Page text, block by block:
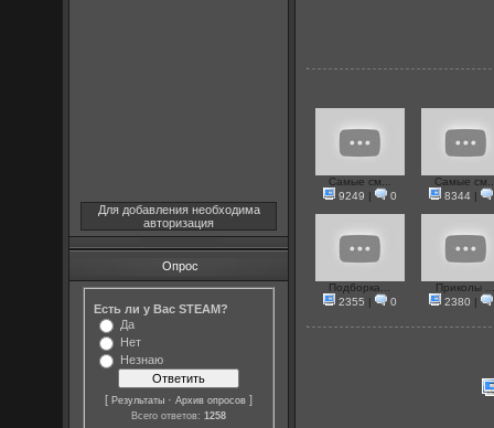
Для добавления необходима
авторизация
Опрос
Есть ли у Вас STEAM?
Да
Нет
Незнаю
[Результаты ·Архив опросов ]
Всего ответов:1258
Самые см...
9249 | 0
Самые
8344|
Подборка...
2355 | 0
Приколы
2380 |